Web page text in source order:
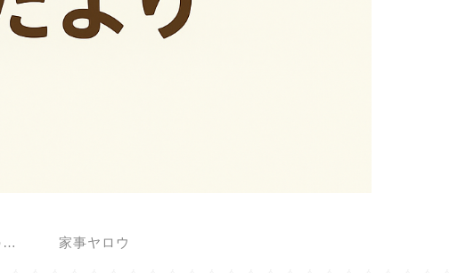
料理研究家リュウジのバズレシピ 家事ヤロウ